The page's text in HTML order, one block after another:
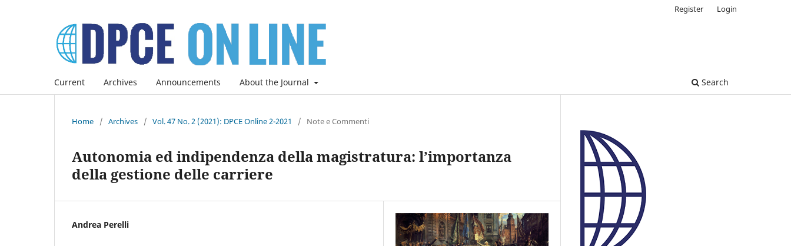
Current Archives Announcements About the Journal Search
Register Login
Home / Archives / Vol. 47 No. 2 (2021): DPCE Online 2-2021 / Note e Commenti
Autonomia ed indipendenza della magistratura: l’importanza
della gestione delle carriere
Andrea Perelli